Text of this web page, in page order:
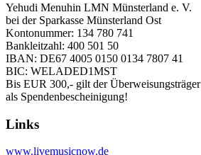
Yehudi Menuhin LMN Münsterland e. V.
bei der Sparkasse Münsterland Ost
Kontonummer: 134 780 741
Bankleitzahl: 400 501 50
IBAN: DE67 4005 0150 0134 7807 41
BIC: WELADED1MST
Bis EUR 300,- gilt der Überweisungsträger
als Spendenbescheinigung!
Links
www.livemusicnow.de